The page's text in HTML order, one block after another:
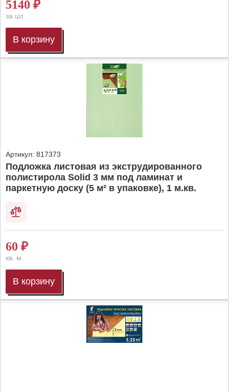
5140 ₽
за шт.
В корзину
Артикул: 817373
Подложка листовая из экструдированного
полистирола Solid 3 мм под ламинат и
паркетную доску (5 м² в упаковке), 1 м.кв.
60 ₽
кв. м.
В корзину